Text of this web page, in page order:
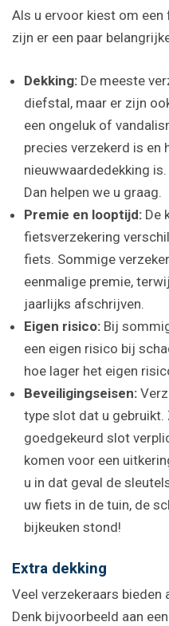
Als u ervoor kiest om
zijn er een paar
Dekking: De meeste
diefstal, maar er zijn
een ongeluk of
precies verzekerd is en
nieuwwaardedekking
Dan helpen we u graag.
Premie en looptijd: De
fietsverzekering
fiets. Sommige
eenmalige premie,
jaarlijks afschrijven.
Eigen risico: Bij
een eigen risico bij
hoe lager het eigen
Beveiligingseisen:
type slot dat u gebruikt.
goedgekeurd slot
komen voor een
u in dat geval de
uw fiets in de tuin, de
bijkeuken stond!
Extra dekking
Veel verzekeraars bieden
Denk bijvoorbeeld aan